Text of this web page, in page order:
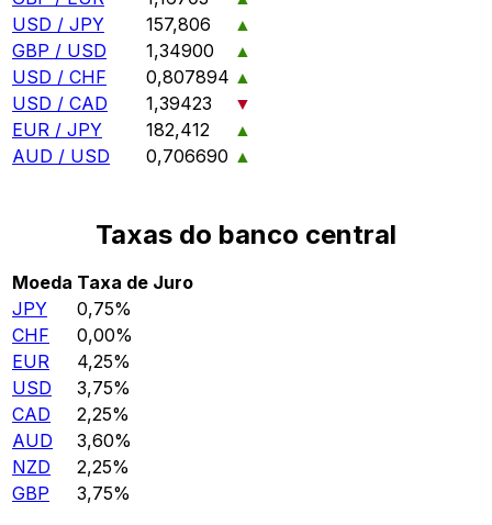
USD / JPY
157,806
▲
GBP / USD
1,34900
▲
USD / CHF
0,807894 ▲
USD / CAD
1,39423
▼
EUR / JPY
182,412
▲
AUD / USD
0,706690 ▲
Taxas do banco central
Moeda Taxa de Juro
JPY
0,75%
CHF
0,00%
EUR
4,25%
USD
3,75%
CAD
2,25%
AUD
3,60%
NZD
2,25%
GBP
3,75%